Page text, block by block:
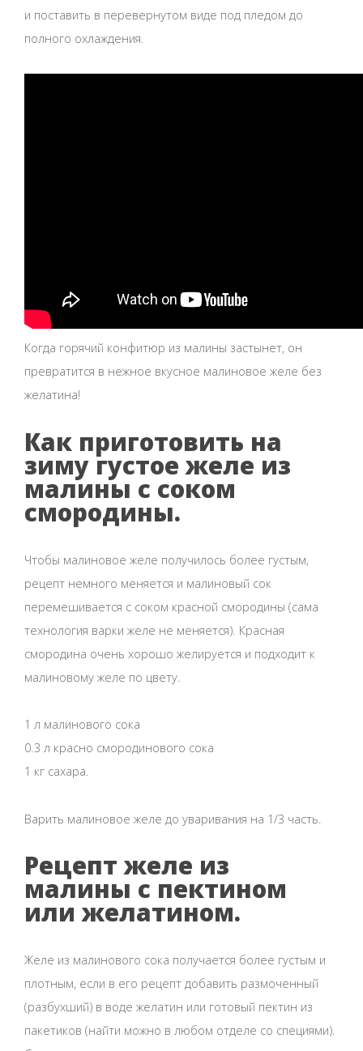
и поставить в перевернутом виде под пледом до
полного охлаждения.
Когда горячий конфитюр из малины застынет, он
превратится в нежное вкусное малиновое желе без
желатина!
Как приготовить на
зиму густое желе из
малины с соком
смородины.
Чтобы малиновое желе получилось более густым,
рецепт немного меняется и малиновый сок
перемешивается с соком красной смородины (сама
технология варки желе не меняется). Красная
смородина очень хорошо желируется и подходит к
малиновому желе по цвету.
1 л малинового сока
0.3 л красно смородинового сока
1 кг сахара.
Варить малиновое желе до уваривания на 1/3 часть.
Рецепт желе из
малины с пектином
или желатином.
Желе из малинового сока получается более густым и
плотным, если в его рецепт добавить размоченный
(разбухший) в воде желатин или готовый пектин из
пакетиков (найти можно в любом отделе со специями).